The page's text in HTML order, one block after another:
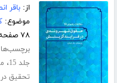
از:باقر
موضوع:
۷۸ صفحه
جلد 15
،
تحقیق